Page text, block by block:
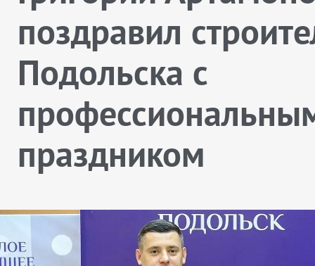
поздравил
Подольска с
праздником